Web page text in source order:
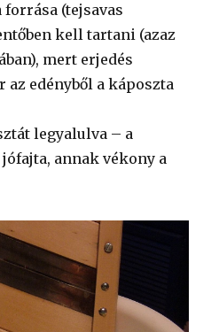
forrása (tejsavas
kell tartani (azaz
mert erjedés
edényből a káposzta
legyalulva – a
annak vékony a